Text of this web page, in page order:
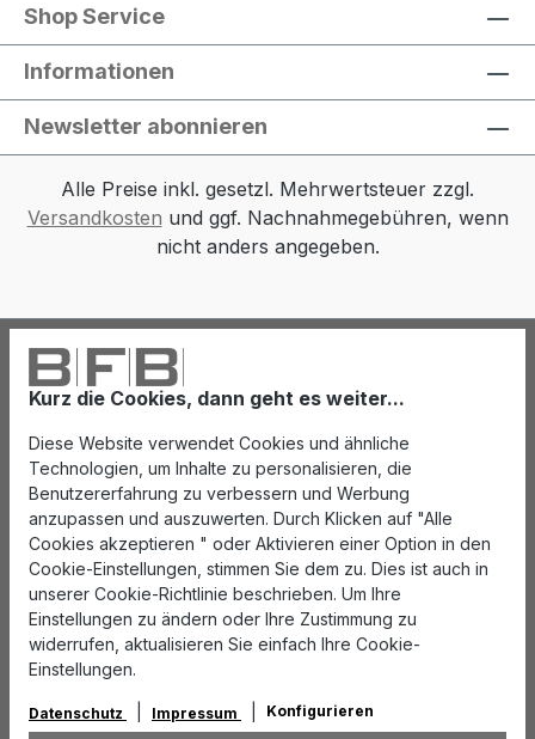
Kurz die Cookies, dann geht es weiter...
Diese Website verwendet Cookies und ähnliche
Technologien, um Inhalte zu personalisieren, die
Benutzererfahrung zu verbessern und Werbung
anzupassen und auszuwerten. Durch Klicken auf "Alle
Cookies akzeptieren " oder Aktivieren einer Option in den
Cookie-Einstellungen, stimmen Sie dem zu. Dies ist auch in
unserer Cookie-Richtlinie beschrieben. Um Ihre
Einstellungen zu ändern oder Ihre Zustimmung zu
widerrufen, aktualisieren Sie einfach Ihre Cookie-
Einstellungen.
Datenschutz Impressum Konfigurieren
Shop Service
Informationen
Newsletter abonnieren
Alle Preise inkl. gesetzl. Mehrwertsteuer zzgl.
Versandkosten und ggf. Nachnahmegebühren, wenn
nicht anders angegeben.